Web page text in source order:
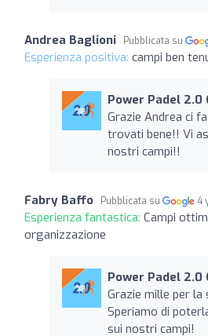
Andrea Baglioni Pubblicata su
Esperienza positiva: campi ben
Power Padel 2.0
Grazie Andrea ci
trovati bene!! Vi
nostri campi!!
Fabry Baffo Pubblicata su 4
Esperienza fantastica: Campi
organizzazione
Power Padel 2.0
Grazie mille per la
Speriamo di
sui nostri campi!